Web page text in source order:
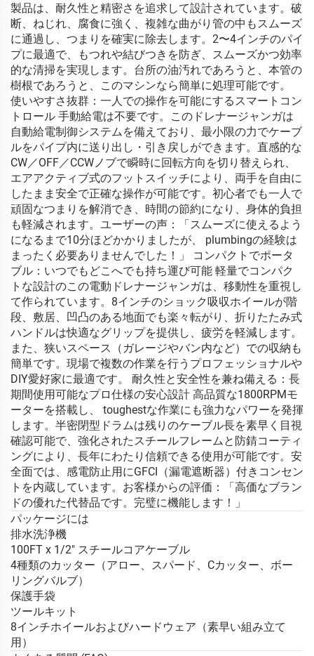
製品は、耐久性と精密さを追求して設計されています。破
断、ねじれ、腐食に強く、複雑な曲がり管の中もスムーズ
に通過し、つまりを確実に除去します。2〜4インチのパイ
プに最適で、もつれや結びつきを防ぎ、スムーズかつ効率
的な清掃を実現します。台所の油汚れであろうと、本管の
樹根であろうと、このマシンなら簡単に処理可能です。
使いやすさ抜群：一人での操作を可能にするスマートコン
トロール 手動給電は不要です。このドレナージャンガは
自動給電制御システムを備えており、最小限の力でケーブ
ルをパイプ内に送り出し・引き戻しができます。直感的な
CW／OFF／CCWノブで瞬時に回転方向を切り替えられ、
エアアクティブ式のフットスイッチにより、両手を自由に
したまま安全で正確な操作が可能です。初心者でも一人で
頑固なつまりを解消でき、時間の節約になり、身体的負担
も軽減されます。ユーザーの声：「スムーズに使えるよう
になるまで10分ほどかかりましたが、 plumbingの経験は
まったく必要ありませんでした！」 コンパクトでポータ
ブル：いつでもどこへでも持ち運び可能 軽量でコンパク
トな設計のこの電動ドレナージャンガは、移動性を重視し
て作られています。8インチのショック吸収ホイールが階
段、敷居、凹凸のある地面でも楽々転がり、折りたたみ式
ハンドルは快適なグリップを提供し、疲労を軽減します。
また、狭いスペース（ガレージやバン内など）での収納も
簡単です。現場で複数の作業を行うプロフェッショナルや
DIY愛好家に最適です。 耐久性と安全性を兼ね備える：長
期間使用可能なプロ仕様の安心設計 高品質な1800RPMモ
ーターを搭載し、 toughestな作業にも強力なパワーを発揮
します。半密閉型ドラムは残りのケーブル長を素早く目視
確認可能で、強化されたスチールフレームと防錆コーティ
ングにより、長年にわたり信頼できる使用が可能です。安
全面では、感電防止用にGFCI（漏電遮断器）付きコンセン
トを内蔵しています。お客様からの評価：「高価なブラン
ドの優れた代替品です。完璧に機能します！」
パッケージには
排水洗浄機
100FT x 1/2" スチールコアケーブル
4種類のカッター（アロー、スパード、Cカッター、ボー
リングバルブ）
保護手袋
ツールキット
8インチホイールおよびハードウェア（素早い組み立て
用）